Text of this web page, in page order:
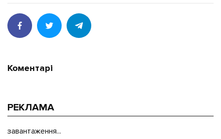
Коментарі
РЕКЛАМА
завантаження...